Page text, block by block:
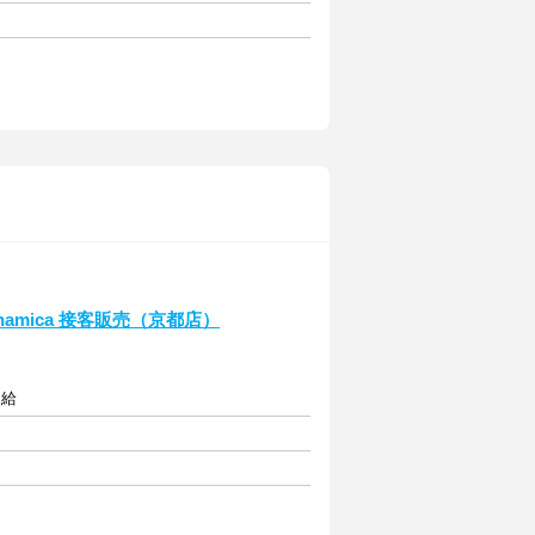
接客販売（京都店）